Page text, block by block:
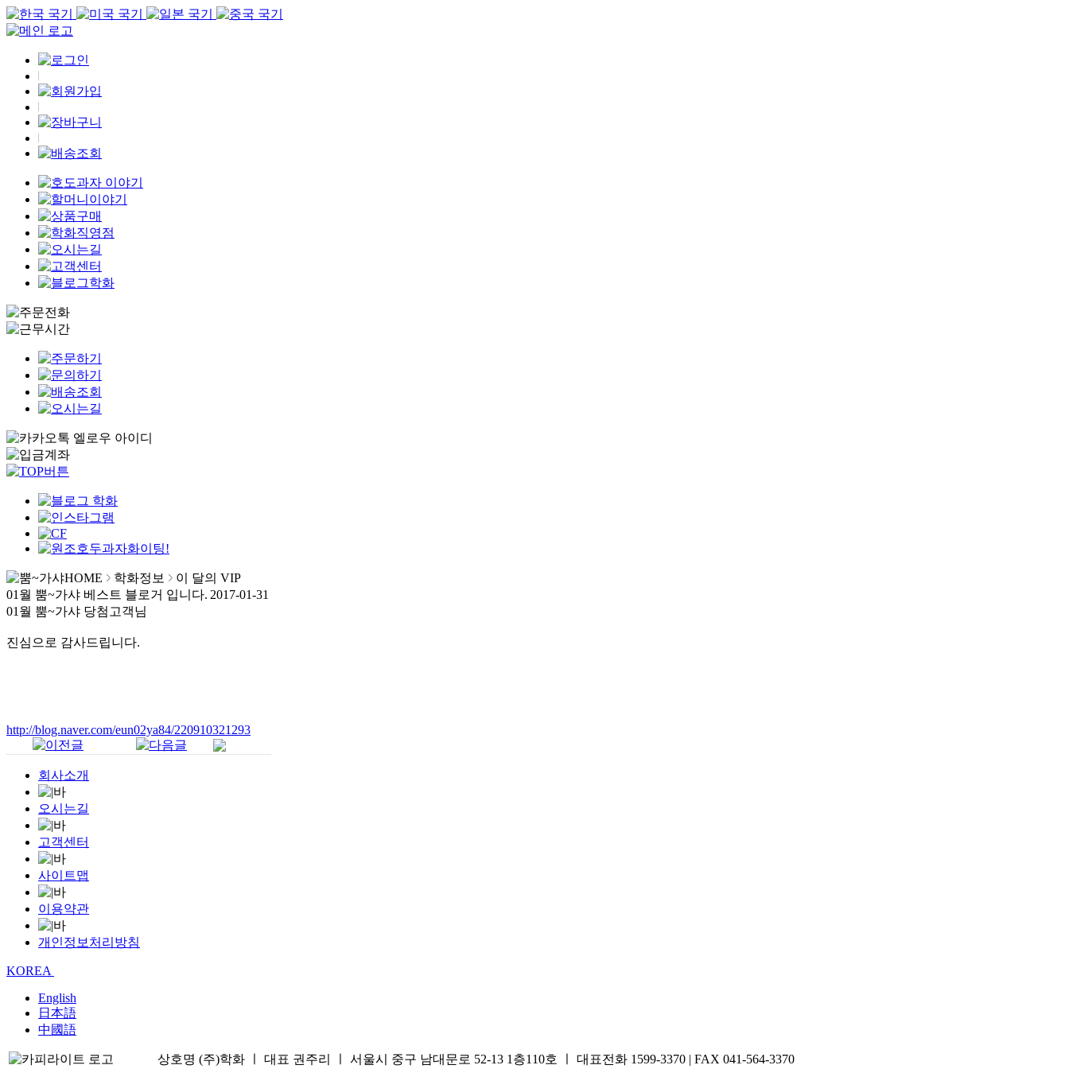
HOME 학화정보
이 달의 VIP
01월 뿜~가샤 베스트 블로거 입니다. 2017-01-31
01월 뿜~가샤 당첨고객님
진심으로 감사드립니다.
http://blog.naver.com/eun02ya84/220910321293
회사소개
오시는길
고객센터
사이트맵
이용약관
개인정보처리방침
KOREA
English
日本語
中國語
상호명 (주)학화 ㅣ 대표 권주리 ㅣ 서울시 중구 남대문로 52-13 1층110호 ㅣ 대표전화 1599-3370 | FAX 041-564-3370